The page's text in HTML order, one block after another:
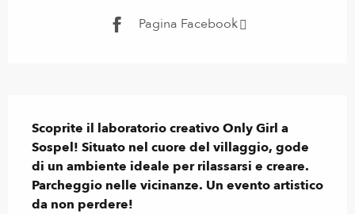
Pagina Facebook
Scoprite il laboratorio creativo Only Girl a
Sospel! Situato nel cuore del villaggio, gode
di un ambiente ideale per rilassarsi e creare.
Parcheggio nelle vicinanze. Un evento artistico
da non perdere!